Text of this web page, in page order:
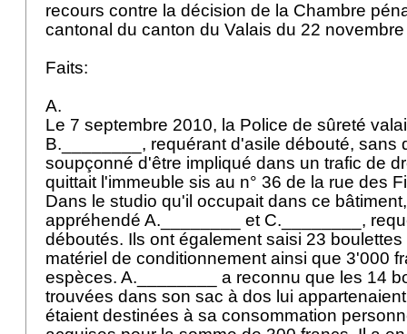
recours contre la décision de la Chambre
cantonal du canton du Valais du 22
Faits:
A.
Le 7 septembre 2010, la Police de sûreté
B.________, requérant d'asile débouté, sans
soupçonné d'être impliqué dans un trafic de
quittait l'immeuble sis au n° 36 de la rue des
Dans le studio qu'il occupait dans ce
appréhendé A.________ et C.________,
déboutés. Ils ont également saisi 23
matériel de conditionnement ainsi que 3'000
espèces. A.________ a reconnu que les 14
trouvées dans son sac à dos lui
étaient destinées à sa consommation